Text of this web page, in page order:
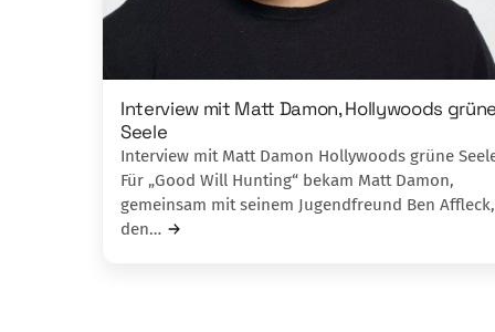
Interview mit Matt Damon, Hollywoods
Seele
Interview mit Matt Damon Hollywoods grüne
Für „Good Will Hunting“ bekam Matt Damon,
gemeinsam mit seinem Jugendfreund Ben Affleck,
den…